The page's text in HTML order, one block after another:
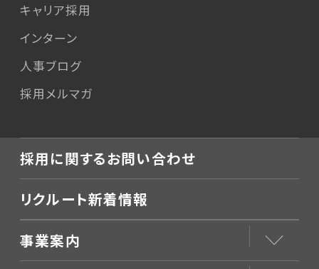
キャリア採用
インターン
人事ブログ
採用メルマガ
採用に関するお問い合わせ
リクルート新着情報
事業案内